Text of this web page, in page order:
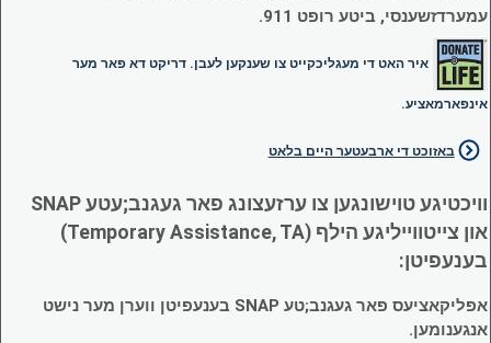
עמערדזשענסי, ביטע רופט 911.
איר האט די מעגליכקייט צו שענקען לעבן. דריקט דא פאר מער
אינפארמאציע.
באזוכט די ארבעטער היים בלאט
וויכטיגע טוישונגען צו ערזעצונג פאר געגנב;עטע SNAP
און צייטווייליגע הילף (Temporary Assistance, TA)
בענעפיטן:
אפליקאציעס פאר געגנב;טע SNAP בענעפיטן ווערן מער נישט
אנגענומען.